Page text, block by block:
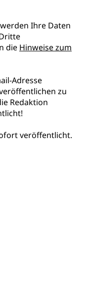
Ihre Daten
die Hinweise zum
Adresse
zu
Redaktion
veröffentlicht.